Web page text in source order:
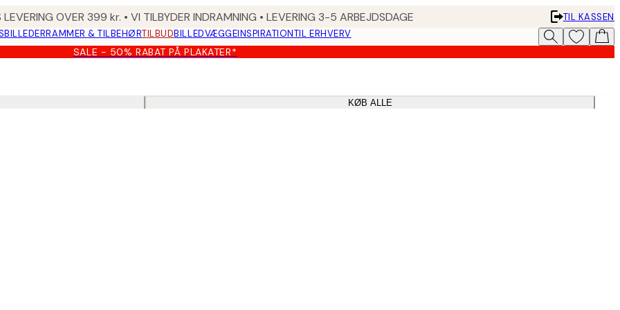
LEVERING OVER 399 kr. • VI TILBYDER INDRAMNING • LEVERING 3-5 ARBEJDSDAGE
TIL KASSEN
RAMMER & TILBEHØRTILBUDBILLEDVÆGGEINSPIRATIONTIL ERHVERV
SALE - 50% RABAT PÅ PLAKATER*
KØB ALLE